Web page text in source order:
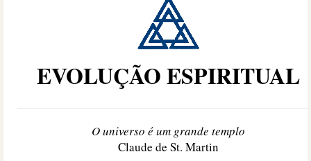
EVOLUÇÃO ESPIRITUAL
O universo é um grande templo
Claude de St. Martin